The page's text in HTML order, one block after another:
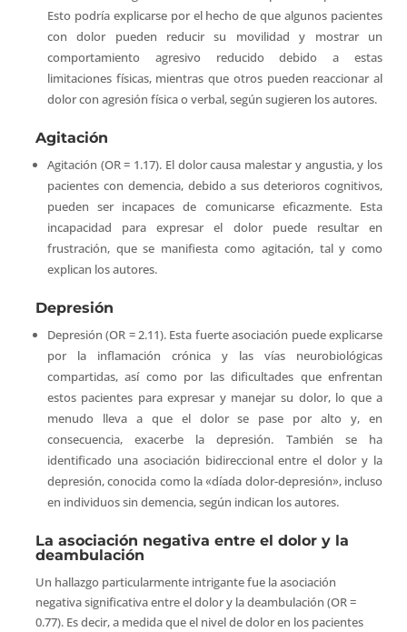
Esto podría explicarse por el hecho de que algunos pacientes
con dolor pueden reducir su movilidad y mostrar un
comportamiento agresivo reducido debido a estas
limitaciones físicas, mientras que otros pueden reaccionar al
dolor con agresión física o verbal, según sugieren los autores.
Agitación
Agitación (OR = 1.17). El dolor causa malestar y angustia, y los
pacientes con demencia, debido a sus deterioros cognitivos,
pueden ser incapaces de comunicarse eficazmente. Esta
incapacidad para expresar el dolor puede resultar en
frustración, que se manifiesta como agitación, tal y como
explican los autores.
Depresión
Depresión (OR = 2.11). Esta fuerte asociación puede explicarse
por la inflamación crónica y las vías neurobiológicas
compartidas, así como por las dificultades que enfrentan
estos pacientes para expresar y manejar su dolor, lo que a
menudo lleva a que el dolor se pase por alto y, en
consecuencia, exacerbe la depresión. También se ha
identificado una asociación bidireccional entre el dolor y la
depresión, conocida como la «díada dolor-depresión», incluso
en individuos sin demencia, según indican los autores.
La asociación negativa entre el dolor y la
deambulación
Un hallazgo particularmente intrigante fue la asociación
negativa significativa entre el dolor y la deambulación (OR =
0.77). Es decir, a medida que el nivel de dolor en los pacientes